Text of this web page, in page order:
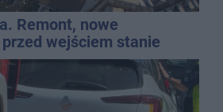
Remont, nowe
przed wejściem stanie